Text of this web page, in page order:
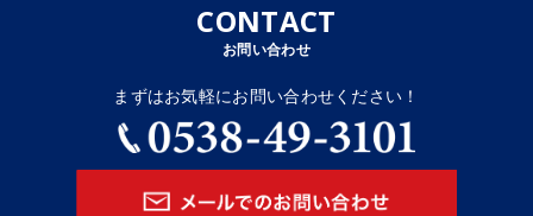
CONTACT
お問い合わせ
まずはお気軽にお問い合わせください！